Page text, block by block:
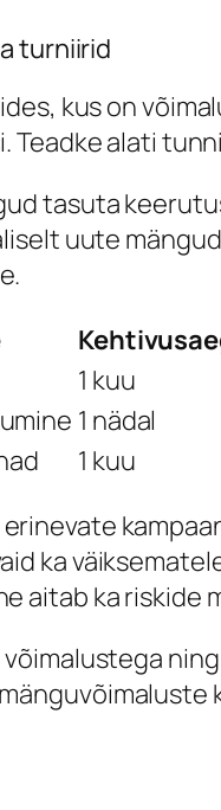
turniirid
kus on
alati
tasuta
uute
1 kuu
1 nädal
1 kuu
ka
aitab ka riskide